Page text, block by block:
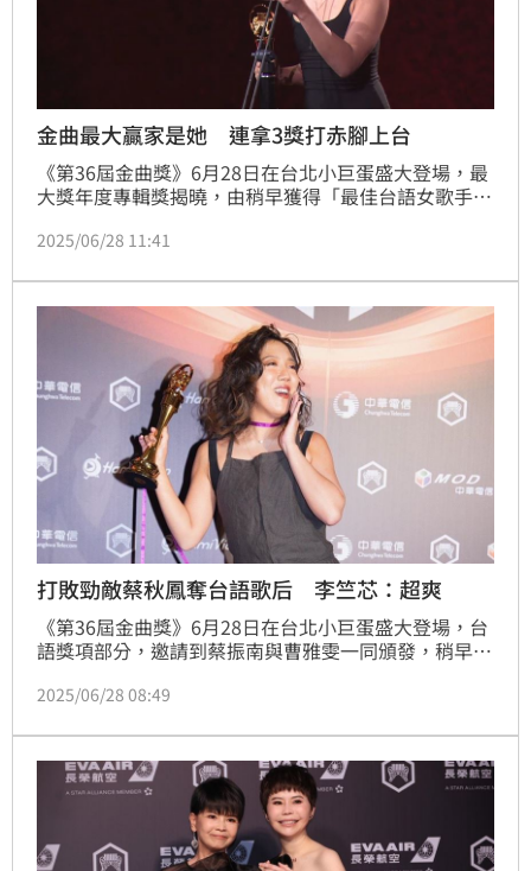
金曲最大贏家是她 連拿3獎打赤腳上台
《第36屆金曲獎》6月28日在台北小巨蛋盛大登場，最
大獎年度專輯獎揭曉，由稍早獲得「最佳台語女歌手
度拿下。記者林汝珊
2025/06/28 11:41
打敗勁敵蔡秋鳳奪台語歌后 李竺芯：超爽
《第36屆金曲獎》6月28日在台北小巨蛋盛大登場，台
語獎項部分，邀請到蔡振南與曹雅雯一同頒發，稍早公
秀、王彙筑、以及詹雅雯，成為超級黑馬，她被讚歌聲
2025/06/28 08:49